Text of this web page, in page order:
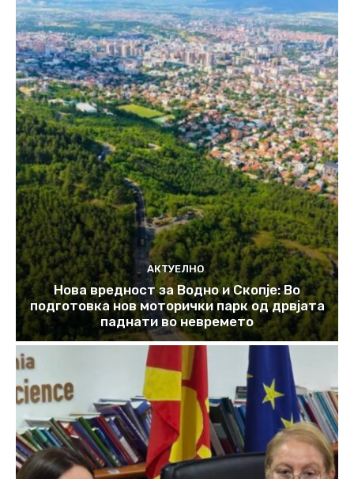
АКТУЕЛНО
Нова вредност за Водно и Скопје: Во
подготовка нов моторички парк од дрвјата
паднати во невремето